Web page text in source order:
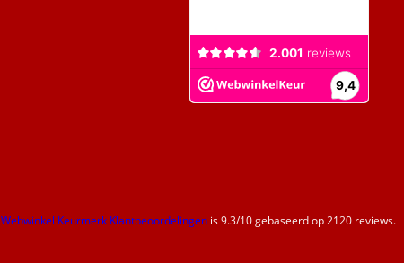
Webwinkel Keurmerk Klantbeoordelingen is9.3/10gebaseerd op 2120 reviews.